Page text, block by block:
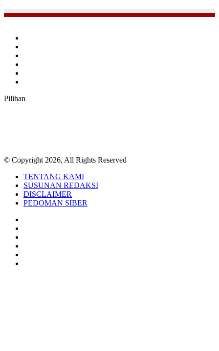
Pilihan
© Copyright 2026, All Rights Reserved
TENTANG KAMI
SUSUNAN REDAKSI
DISCLAIMER
PEDOMAN SIBER